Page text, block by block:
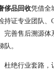
侈品回收凭借全
持证专业团队、
完善售后溯源体
队。
杜绝行业套路，